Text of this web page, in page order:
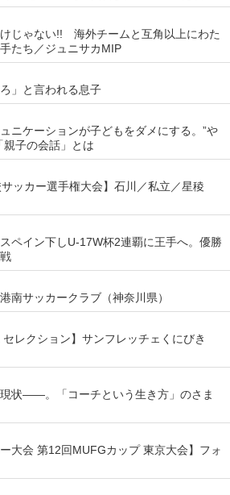
じゃない!! 海外チームと互角以上にわた
たち／ジュニサカMIP
」と言われる息子
ニケーションが子どもをダメにする。”や
親子の会話」とは
サッカー選手権大会】石川／私立／星稜
ペイン下しU-17W杯2連覇に王手へ。優勝
南サッカークラブ（神奈川県）
セレクション】サンフレッチェくにびき
状――。「コーチという生き方」のさま
ー大会 第12回MUFGカップ 東京大会】フォ